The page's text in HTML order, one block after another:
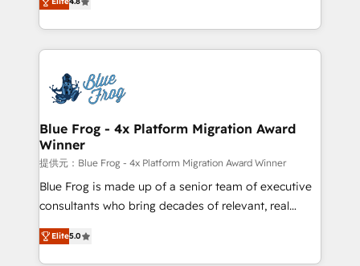
CRM, Solutions Architecture, Onboarding , Data
Migration, Custom Integration & Platform
team of 25+ experts Contact us today to help you
get more from your investment in HubSpot.
maximizing EBITDA and achieving Commercial
Excellence. With our targeted processes, we
strengthen your digital transformation and minimize
Implementation partner, we provide expertise to
drive your business forward. Since 2015 we are fully
dedicated to HubSpot and with an experienced
team (50+), we work with reputable companies in
B2B sectors such as manufacturing, SaaS and
business services. We prepare a customized
business case that demonstrates the value and
detailed financial rationale with a focus on ROI and
TCO. As a trusted extension of your team, we
Blue Frog - 4x Platform Migration Award
Winner
提供元：Blue Frog - 4x Platform Migration Award Winner
Blue Frog is made up of a senior team of executive
consultants who bring decades of relevant, real
world experience to our client engagements. "Blue
Frog is a top, trusted partner in HubSpot's
Elite5.0